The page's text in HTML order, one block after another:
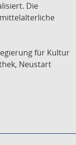
Die
für Kultur
Neustart